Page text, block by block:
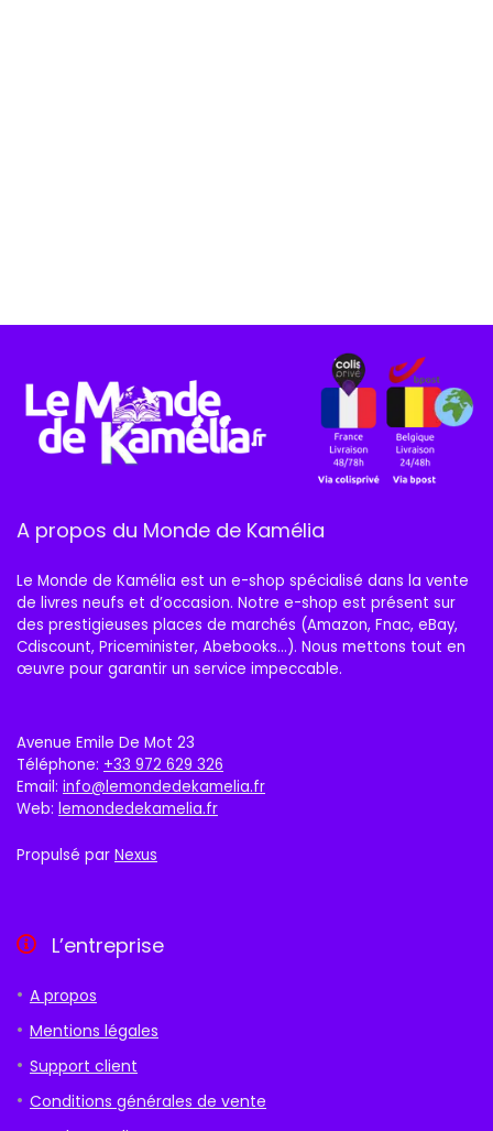
A propos du Monde de Kamélia
Le Monde de Kamélia est un e-shop spécialisé dans la vente
de livres neufs et d’occasion. Notre e-shop est présent sur
des prestigieuses places de marchés (Amazon, Fnac, eBay,
Cdiscount, Priceminister, Abebooks…). Nous mettons tout en
œuvre pour garantir un service impeccable.
Avenue Emile De Mot 23
Téléphone: +33 972 629 326
Email: info@lemondedekamelia.fr
Web: lemondedekamelia.fr
Propulsé par Nexus
L’entreprise
A propos
Mentions légales
Support client
Conditions générales de vente